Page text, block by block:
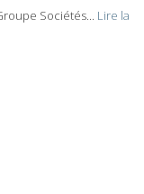
Sociétés... Lire la